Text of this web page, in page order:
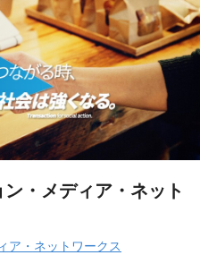
・メディア・ネット
ア・ネットワークス